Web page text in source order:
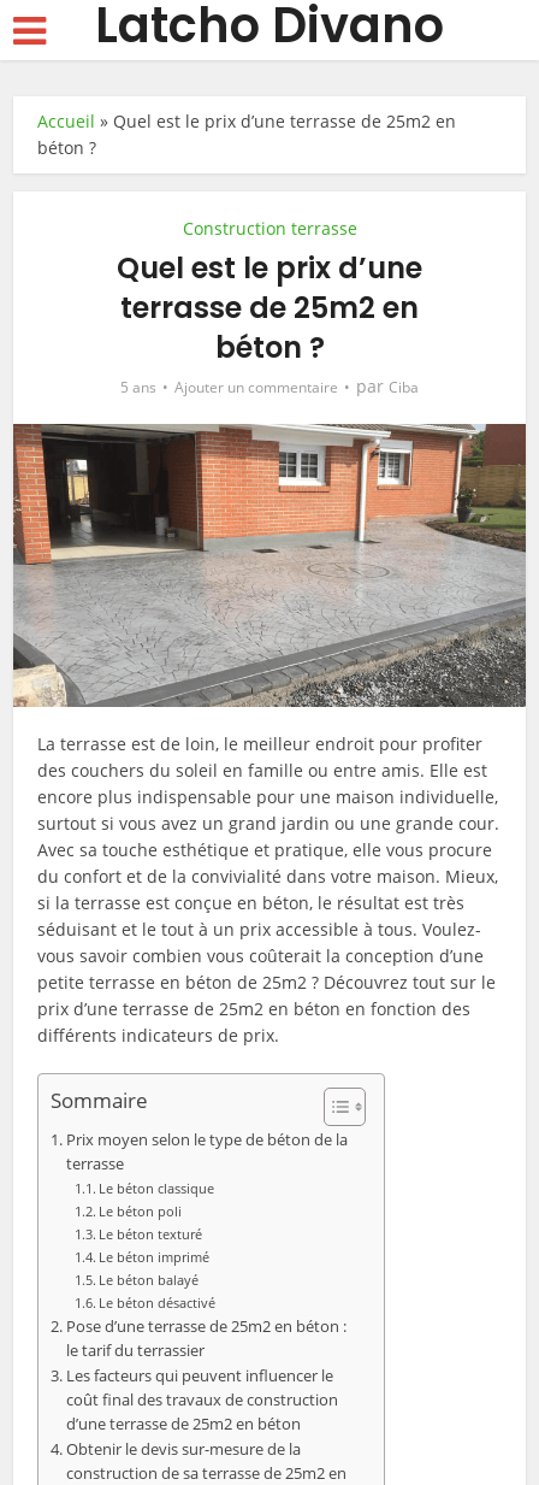
Latcho Divano
Accueil » Quel est le prix d’une terrasse de 25m2 en
béton ?
Construction terrasse
Quel est le prix d’une
terrasse de 25m2 en
béton ?
5 ans Ajouter un commentaire par Ciba
La terrasse est de loin, le meilleur endroit pour profiter
des couchers du soleil en famille ou entre amis. Elle est
encore plus indispensable pour une maison individuelle,
surtout si vous avez un grand jardin ou une grande cour.
Avec sa touche esthétique et pratique, elle vous procure
du confort et de la convivialité dans votre maison. Mieux,
si la terrasse est conçue en béton, le résultat est très
séduisant et le tout à un prix accessible à tous. Voulez-
vous savoir combien vous coûterait la conception d’une
petite terrasse en béton de 25m2 ? Découvrez tout sur le
prix d’une terrasse de 25m2 en béton en fonction des
différents indicateurs de prix.
Sommaire
Prix moyen selon le type de béton de la
terrasse
Le béton classique
Le béton poli
Le béton texturé
Le béton imprimé
Le béton balayé
Le béton désactivé
Pose d’une terrasse de 25m2 en béton :
le tarif du terrassier
Les facteurs qui peuvent influencer le
coût final des travaux de construction
d’une terrasse de 25m2 en béton
Obtenir le devis sur-mesure de la
construction de sa terrasse de 25m2 en